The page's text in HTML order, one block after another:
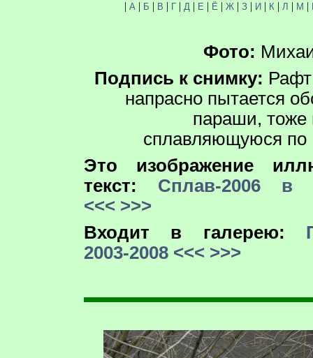
| А | Б | В | Г| Д | Е | Ё | Ж| З| И| К | Л | М |
Фото:
Подпись к снимку:
напрасно пытается
параши, тоже
сплавляющуюся по
Это изображение
текст: Сплав-2006 в
<<< >>>
Входит в галерею:
2003-2008 <<< >>>